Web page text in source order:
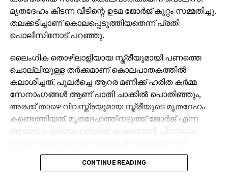
മൃതദേഹം കിടന്ന വീടിന്റെ ഉടമ ജോര്‍ജ് കുറ്റം സമ്മതിച്ചു.
തലക്കടിച്ചാണ് കൊലപ്പെടുത്തിയതെന്ന് പ്രതി
പൊലീസിനോട് പറഞ്ഞു.
ലൈംഗിക തൊഴിലാളിയായ സ്ത്രീയുമായി പണത്തെ
ചൊല്ലിയുള്ള തര്‍ക്കമാണ് കൊലപാതകത്തില്‍
കലാശിച്ചത്. പുലര്‍ച്ചെ ആറര മണിക്ക് ഹരിത കര്‍മ്മ
സേനാംഗങ്ങള്‍ ആണ് പാതി ചാക്കില്‍ പൊതിഞ്ഞും,
അരക്ക് താഴെ വിവസ്ത്രയുമായ സ്ത്രീയുടെ മൃതദേഹം
കണ്ടെത്തിയത്. മൃതദേഹത്തിനടുത്ത് ജോര്‍ജ് എന്ന
ആളെയും മദ്യലഹരിയില്‍ കാണ്ടെത്തി. പിന്നാലെ
പൊലീസിനെ വിവരമറിയിച്ചു.
CONTINUE READING